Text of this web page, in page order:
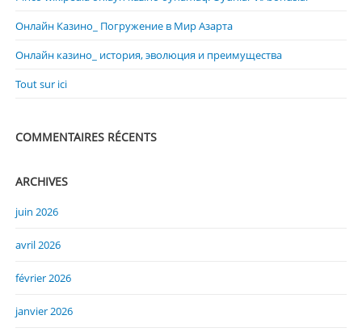
Онлайн Казино_ Погружение в Мир Азарта
Онлайн казино_ история, эволюция и преимущества
Tout sur ici
COMMENTAIRES RÉCENTS
ARCHIVES
juin 2026
avril 2026
février 2026
janvier 2026